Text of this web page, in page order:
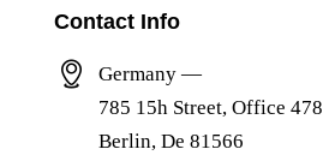
Contact Info
Germany —
785 15h Street, Office 478
Berlin, De 81566